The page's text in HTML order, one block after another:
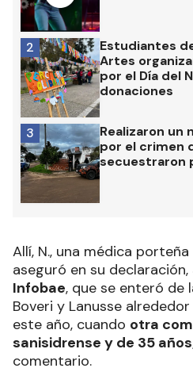
Estudiantes
Artes
por el Día del
donaciones
2
Realizaron un
por el crimen
secuestraron
3
Allí, N., una médica
aseguró en su
Infobae, que se enteró de
Boveri y Lanusse
este año, cuando otra
sanisidrense y de 35
comentario.